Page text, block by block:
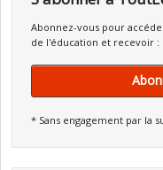
Abonnez-vous pour
de l'éducation et recevoir :
* Sans engagement par la